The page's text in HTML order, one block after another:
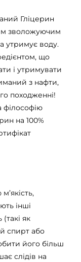
Гліцерин
зволожуючим
утримує воду.
що
і утримувати
з нафти,
походженні!
на 100%
інші
як
спирт або
його більш
слідів на